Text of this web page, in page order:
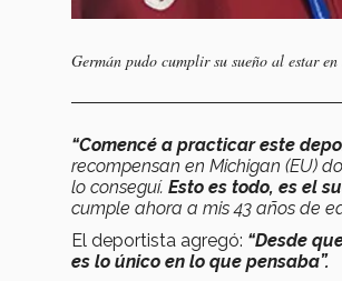
Germán pudo cumplir su sueño al estar
“Comencé a practicar este
recompensan en Michigan (EU)
lo conseguí. Esto es todo, es el
cumple ahora a mis 43 años de
El deportista agregó: “Desde
es lo único en lo que pensaba”.